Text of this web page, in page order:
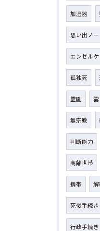
加湿器
思い出ノー
エンゼルケ
孤独死
霊園 雲
無宗教
判断能力
高齢世帯
携帯
死後手続き
行政手続き